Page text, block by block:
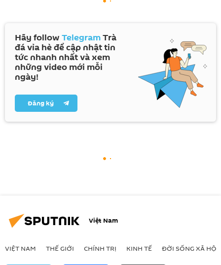
Hãy follow TelegramTrà
đá vỉa hè để cập nhật tin
tức nhanh nhất và xem
những video mới mỗi
ngày!
Đăng ký
Việt Nam
VIỆT NAM THẾ GIỚI CHÍNH TRỊ KINH TẾ ĐỜI SỐNG XÃ HỘI